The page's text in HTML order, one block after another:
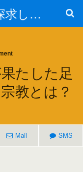
縄文と古代文明を探求しよう！
たした足
教とは？
Mail SMS